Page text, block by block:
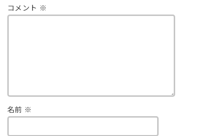
コメント ※
名前 ※